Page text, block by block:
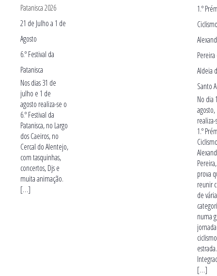
21 de Julhoa 1 de
Agosto
6.º Festival da
Patanisca
Nos dias 31 de
julho e 1 de
agosto realiza-se o
6.º Festival da
Patanisca, no Largo
dos Caeiros, no
Cercal do Alentejo,
com tasquinhas,
concertos, Djs e
muita animação.
[…]
1.º
Aldeia
Santo
No dia
agosto,
1.º
prova
reunir
de
numa
estrada.
[…]